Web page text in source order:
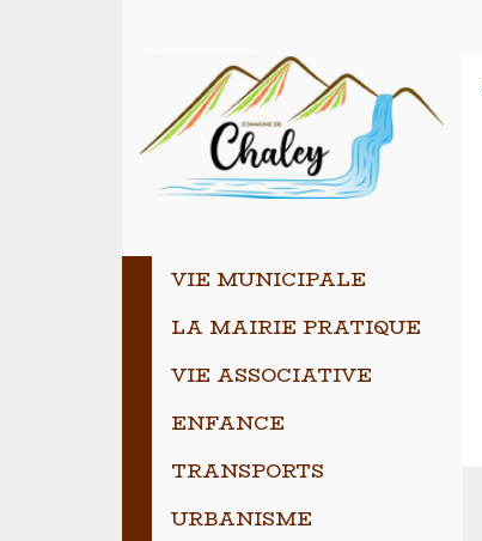
VIE MUNICIPALE
LA MAIRIE PRATIQUE
VIE ASSOCIATIVE
ENFANCE
TRANSPORTS
URBANISME